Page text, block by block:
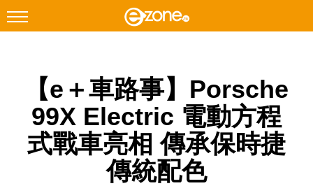
Facebook Instagram
科技焦點
網絡生活
【e＋車路事】Porsche
99X Electric 電動方程
式戰車亮相 傳承保時捷
傳統配色